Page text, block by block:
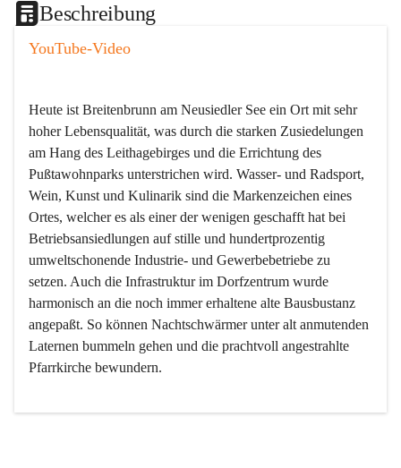
Beschreibung
YouTube-Video
Heute ist Breitenbrunn am Neusiedler See ein Ort mit sehr
hoher Lebensqualität, was durch die starken Zusiedelungen
am Hang des Leithagebirges und die Errichtung des
Pußtawohnparks unterstrichen wird. Wasser- und Radsport,
Wein, Kunst und Kulinarik sind die Markenzeichen eines
Ortes, welcher es als einer der wenigen geschafft hat bei
Betriebsansiedlungen auf stille und hundertprozentig
umweltschonende Industrie- und Gewerbebetriebe zu
setzen. Auch die Infrastruktur im Dorfzentrum wurde
harmonisch an die noch immer erhaltene alte Bausbustanz
angepaßt. So können Nachtschwärmer unter alt anmutenden
Laternen bummeln gehen und die prachtvoll angestrahlte
Pfarrkirche bewundern.
Der Weinbau dominert heute nicht mehr, ist aber integrativer